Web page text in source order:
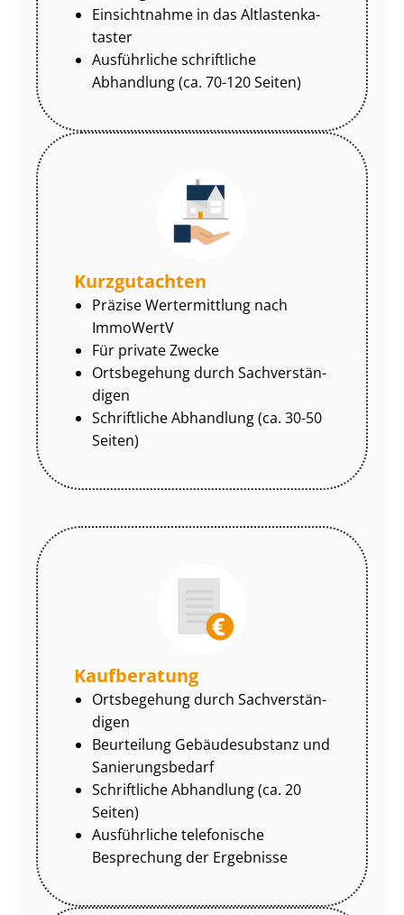
Einsichtnahme in das Alt­las­ten­ka­
tas­ter
Ausführliche schriftliche
Abhandlung (ca. 70-120 Seiten)
Kurzgutachten
Präzise Wertermittlung nach
ImmoWertV
Für private Zwecke
Ortsbegehung durch Sach­ver­stän­
di­gen
Schriftliche Abhandlung (ca. 30-50
Seiten)
Kaufberatung
Ortsbegehung durch Sach­ver­stän­
di­gen
Beurteilung Gebäudesubstanz und
Sa­nie­rungs­be­darf
Schriftliche Abhandlung (ca. 20
Seiten)
Ausführliche telefonische
Besprechung der Ergebnisse